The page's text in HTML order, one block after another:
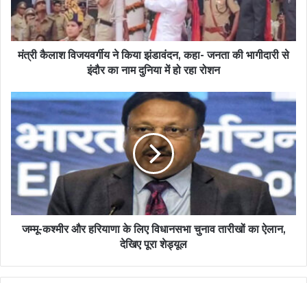
मंत्री कैलाश विजयवर्गीय ने किया झंडावंदन, कहा- जनता की भागीदारी से
इंदौर का नाम दुनिया में हो रहा रोशन
जम्मू-कश्मीर और हरियाणा के लिए विधानसभा चुनाव तारीखों का ऐलान,
देखिए पूरा शेड्यूल